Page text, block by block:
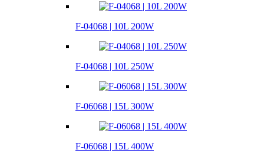
F-04068 | 10L 200W
F-04068 | 10L 250W
F-06068 | 15L 300W
F-06068 | 15L 400W